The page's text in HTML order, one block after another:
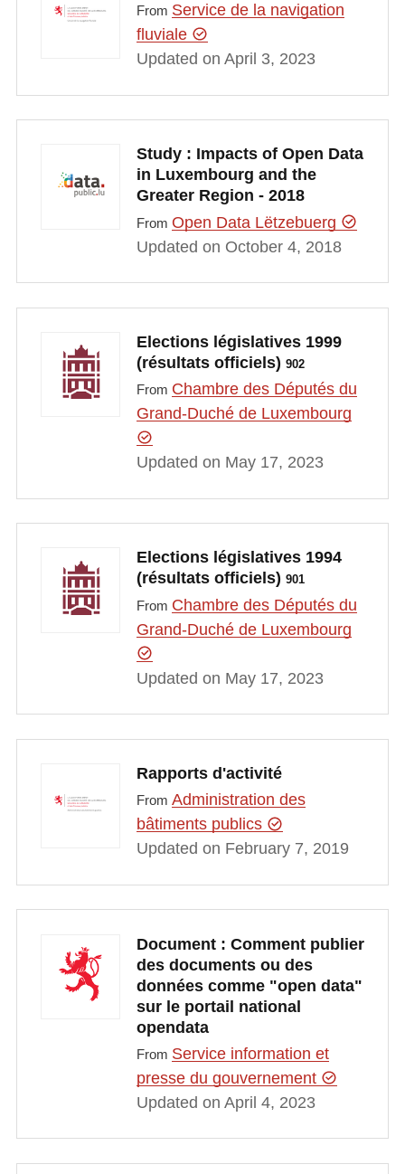
From Service de la navigation
fluviale
Updated on April 3, 2023
Study : Impacts of Open Data
in Luxembourg and the
Greater Region - 2018
From Open Data Lëtzebuerg
Updated on October 4, 2018
Elections législatives 1999
(résultats officiels) 902
From Chambre des Députés du
Grand-Duché de Luxembourg
Updated on May 17, 2023
Elections législatives 1994
(résultats officiels) 901
From Chambre des Députés du
Grand-Duché de Luxembourg
Updated on May 17, 2023
Rapports d'activité
From Administration des
bâtiments publics
Updated on February 7, 2019
Document : Comment publier
des documents ou des
données comme "open data"
sur le portail national
opendata
From Service information et
presse du gouvernement
Updated on April 4, 2023